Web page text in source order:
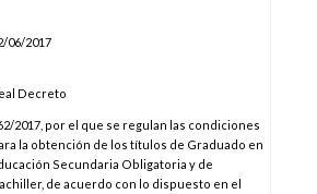
06/2017
Decreto
2017, por el que se regulan las condiciones
la obtención de los títulos de Graduado en
Secundaria Obligatoria y de
de acuerdo con lo dispuesto en el